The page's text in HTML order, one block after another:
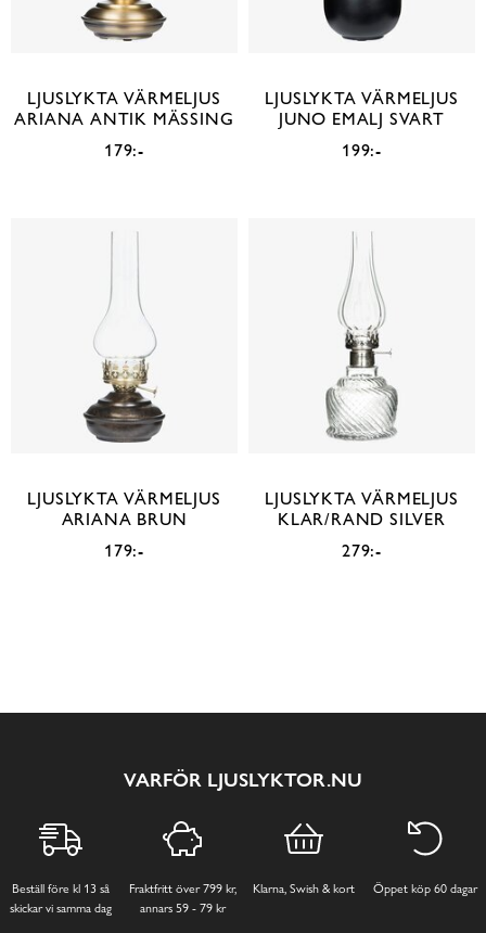
LJUSLYKTA VÄRMELJUS
ARIANA ANTIK MÄSSING
179:-
LJUSLYKTA VÄRMELJUS
JUNO EMALJ SVART
199:-
LJUSLYKTA VÄRMELJUS
ARIANA BRUN
179:-
LJUSLYKTA VÄRMELJUS
KLAR/RAND SILVER
279:-
VARFÖR LJUSLYKTOR.NU
Beställ före kl 13 så
skickar vi samma dag
Fraktfritt över 799 kr,
annars 59 - 79 kr
Klarna, Swish & kort Öppet köp 60 dagar